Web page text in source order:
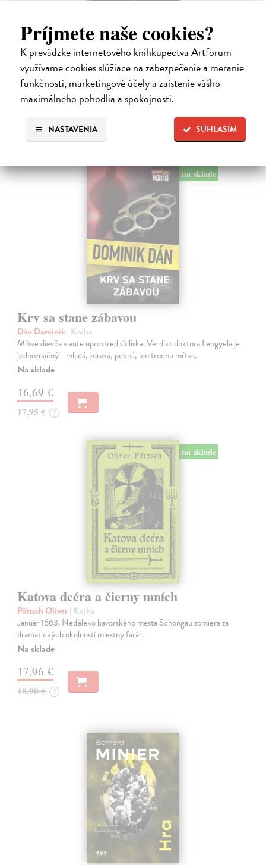
Príjmete naše cookies?
K prevádzke internetového kníhkupectva Artforum
využívame cookies slúžiace na zabezpečenie a meranie
funkčnosti, marketingové účely a zaistenie vášho
maximálneho pohodlia a spokojnosti.
SÚHLASÍM
NASTAVENIA
Sagitarius Petr | Kniha
Tramwaj Cafe je kavárna v polském Těšíně a zároveň místo, kde se
sbíhají všechny nitky související s dalším brutálním zločinem, který
musí vyřešit Roman Saran, major ostravské kriminálky, a jeho tým.
Jak…
Zasielame do 12 dní
16,40 € ?
na sklade
Krv sa stane zábavou
Dán Dominik| Kniha
Mŕtve dievča v aute uprostred sídliska. Verdikt doktora Lengyela je
jednoznačný - mladá, zdravá, pekná, len trochu mŕtva.
Na sklade
16,69 €
17,95 € ?
na sklade
Katova dcéra a čierny mních
Pötzsch Oliver| Kniha
Január 1663. Neďaleko bavorského mesta Schongau zomiera za
dramatických okolností miestny farár.
Na sklade
17,96 €
18,90 € ?